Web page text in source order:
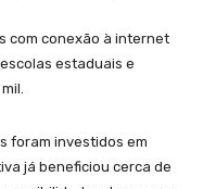
com conexão à internet
estaduais e
foram investidos em
já beneficiou cerca de